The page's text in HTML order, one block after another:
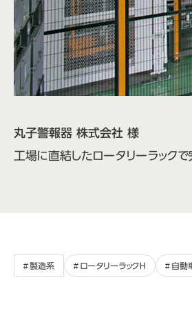
丸子警報器 株式会社 様
工場に直結したロータリーラック
製造系 ロータリーラックH 自動